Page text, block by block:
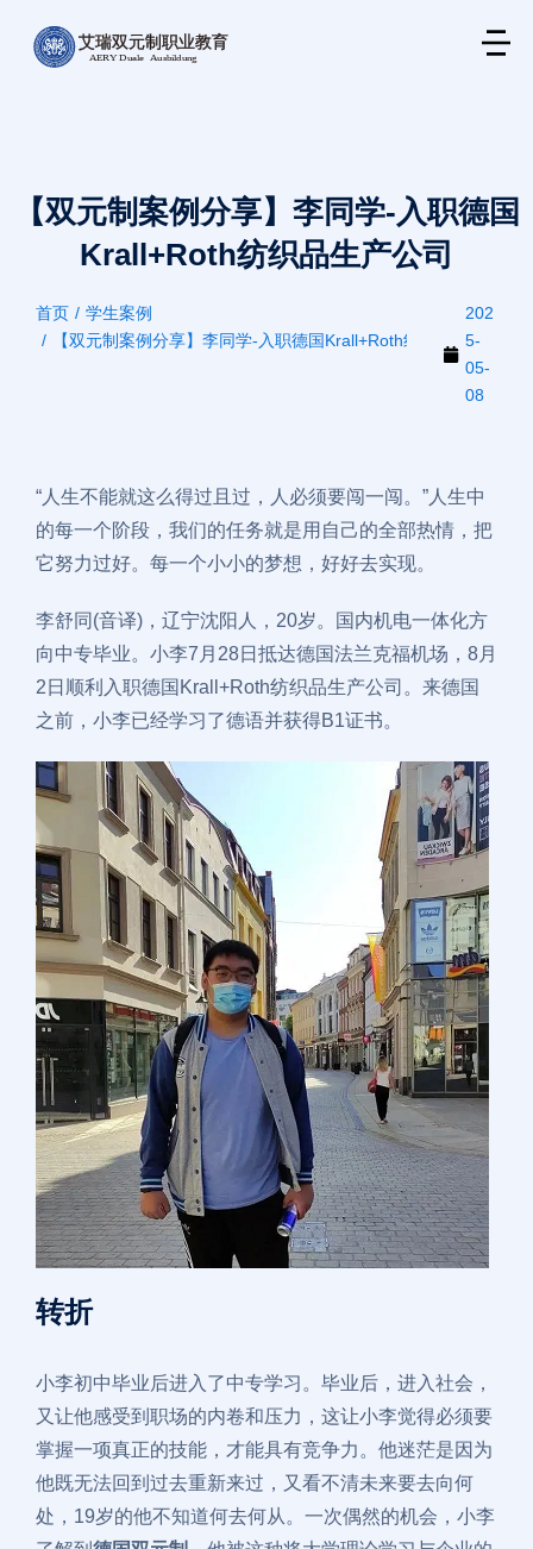
【双元制案例分享】李同学-入职德国
Krall+Roth纺织品生产公司
您在这里：
首页
学生案例
【双元制案例分享】李同学-入职德国Krall+Roth纺织品生产公司
202
5-
05-
08
“人生不能就这么得过且过，人必须要闯一闯。”人生中
的每一个阶段，我们的任务就是用自己的全部热情，把
它努力过好。每一个小小的梦想，好好去实现。
李舒同(音译)，辽宁沈阳人，20岁。国内机电一体化方
向中专毕业。小李7月28日抵达德国法兰克福机场，8月
2日顺利入职德国Krall+Roth纺织品生产公司。来德国
之前，小李已经学习了德语并获得B1证书。
转折
小李初中毕业后进入了中专学习。毕业后，进入社会，
又让他感受到职场的内卷和压力，这让小李觉得必须要
掌握一项真正的技能，才能具有竞争力。他迷茫是因为
他既无法回到过去重新来过，又看不清未来要去向何
处，19岁的他不知道何去何从。一次偶然的机会，小李